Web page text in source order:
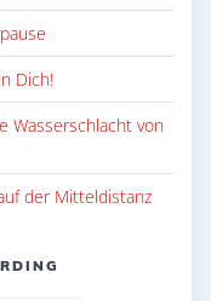
Dich!
Wasserschlacht von
der Mitteldistanz